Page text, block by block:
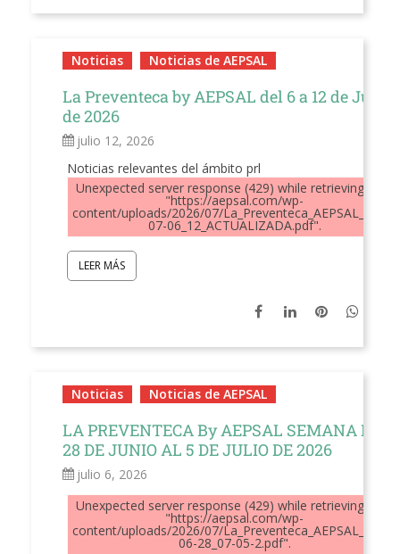
Noticias Noticias de AEPSAL
La Preventeca by AEPSAL del 6 a 12 de Julio
de 2026
julio 12, 2026
Noticias relevantes del ámbito prl
Unexpected server response (429) while retrieving PDF
"https://aepsal.com/wp-
content/uploads/2026/07/La_Preventeca_AEPSAL_2026-
07-06_12_ACTUALIZADA.pdf".
LEER MÁS
Noticias Noticias de AEPSAL
LA PREVENTECA By AEPSAL SEMANA DEL
28 DE JUNIO AL 5 DE JULIO DE 2026
julio 6, 2026
Unexpected server response (429) while retrieving PDF
"https://aepsal.com/wp-
content/uploads/2026/07/La_Preventeca_AEPSAL_2026-
06-28_07-05-2.pdf".